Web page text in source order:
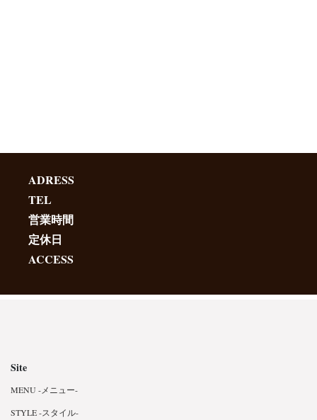
ADRESS
TEL
営業時間
定休日
ACCESS
Site
MENU -メニュー-
STYLE -スタイル-